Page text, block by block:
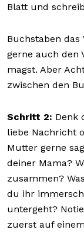
Blatt und
Buchstaben das
gerne auch den
magst. Aber
zwischen den
Schritt 2: Denk
liebe Nachricht
Mutter gerne
deiner Mama?
zusammen?
du ihr
untergeht?
zuerst auf